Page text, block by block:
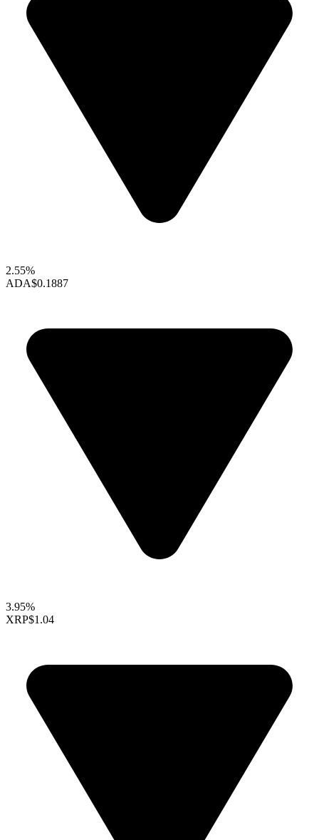
2.55%
ADA$0.1887
3.95%
XRP$1.04